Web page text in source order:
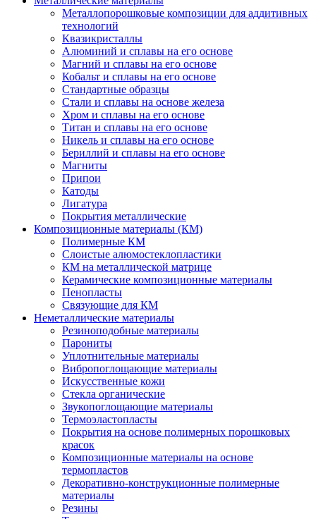
Металлопорошковые композиции для аддитивных
технологий
Квазикристаллы
Алюминий и сплавы на его основе
Магний и сплавы на его основе
Кобальт и сплавы на его основе
Стандартные образцы
Стали и сплавы на основе железа
Хром и сплавы на его основе
Титан и сплавы на его основе
Никель и сплавы на его основе
Бериллий и сплавы на его основе
Магниты
Припои
Катоды
Лигатура
Покрытия металлические
Композиционные материалы (КМ)
Полимерные КМ
Слоистые алюмостеклопластики
КМ на металлической матрице
Керамические композиционные материалы
Пенопласты
Связующие для КМ
Неметаллические материалы
Резиноподобные материалы
Парониты
Уплотнительные материалы
Вибропоглощающие материалы
Искусственные кожи
Стекла органические
Звукопоглощающие материалы
Термоэластопласты
Покрытия на основе полимерных порошковых
красок
Композиционные материалы на основе
термопластов
Декоративно-конструкционные полимерные
материалы
Резины